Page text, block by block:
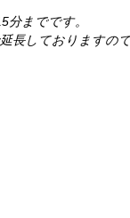
分までです。
長しておりますの